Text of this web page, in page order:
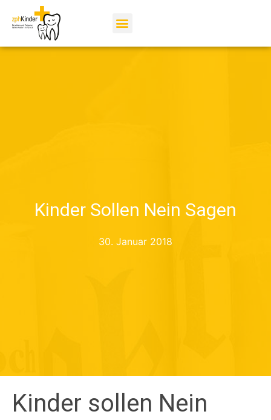
Kinder Sollen Nein Sagen
30. Januar 2018
Kinder sollen Nein